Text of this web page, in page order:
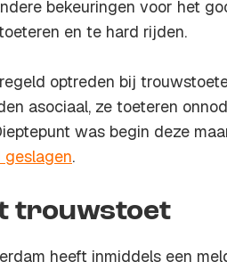
bekeuringen voor het
en te hard rijden.
optreden bij
asociaal, ze toeteren
was begin deze
.
trouwstoet
heeft inmiddels een